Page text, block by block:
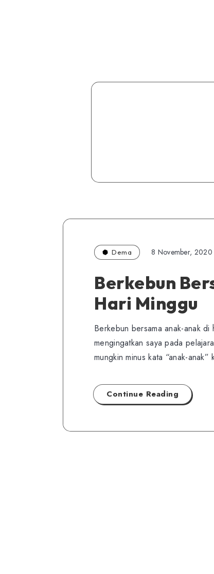
Dema 8 November, 2020
Berkebun
Hari Minggu
Berkebun bersama anak-anak
mengingatkan saya pada
mungkin minus kata “anak-
Continue Reading